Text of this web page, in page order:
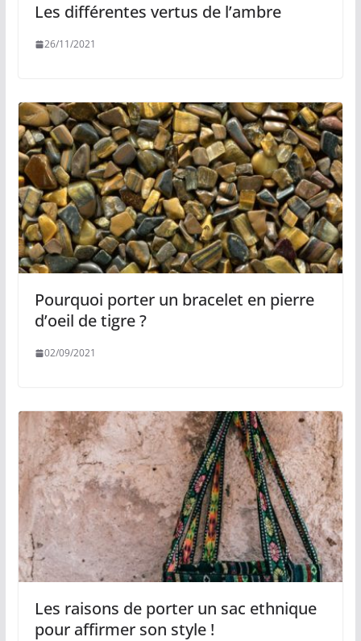
Les différentes vertus de l’ambre
26/11/2021
Pourquoi porter un bracelet en pierre
d’oeil de tigre ?
02/09/2021
Les raisons de porter un sac ethnique
pour affirmer son style !